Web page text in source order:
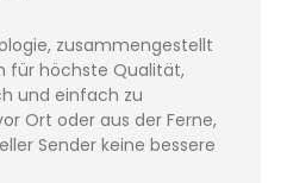
zusammengestellt
für höchste Qualität,
und einfach zu
Ort oder aus der Ferne,
Sender keine bessere